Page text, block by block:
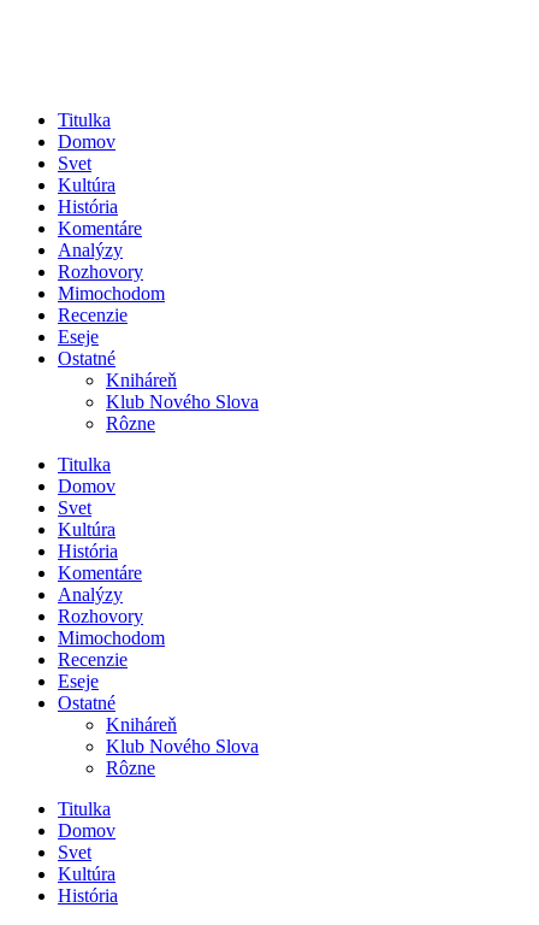
Titulka
Domov
Svet
Kultúra
História
Komentáre
Analýzy
Rozhovory
Mimochodom
Recenzie
Eseje
Ostatné
Kniháreň
Klub Nového Slova
Rôzne
Titulka
Domov
Svet
Kultúra
História
Komentáre
Analýzy
Rozhovory
Mimochodom
Recenzie
Eseje
Ostatné
Kniháreň
Klub Nového Slova
Rôzne
Titulka
Domov
Svet
Kultúra
História